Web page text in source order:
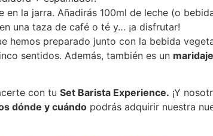
la jarra. Añadirás 100ml de leche (o
una taza de café o té y… ¡a disfrutar!
hemos preparado junto con la bebida
sentidos. Además, también es un maridaje
con tu Set Barista Experience. ¡Y
dónde y cuándo podrás adquirir nuestra